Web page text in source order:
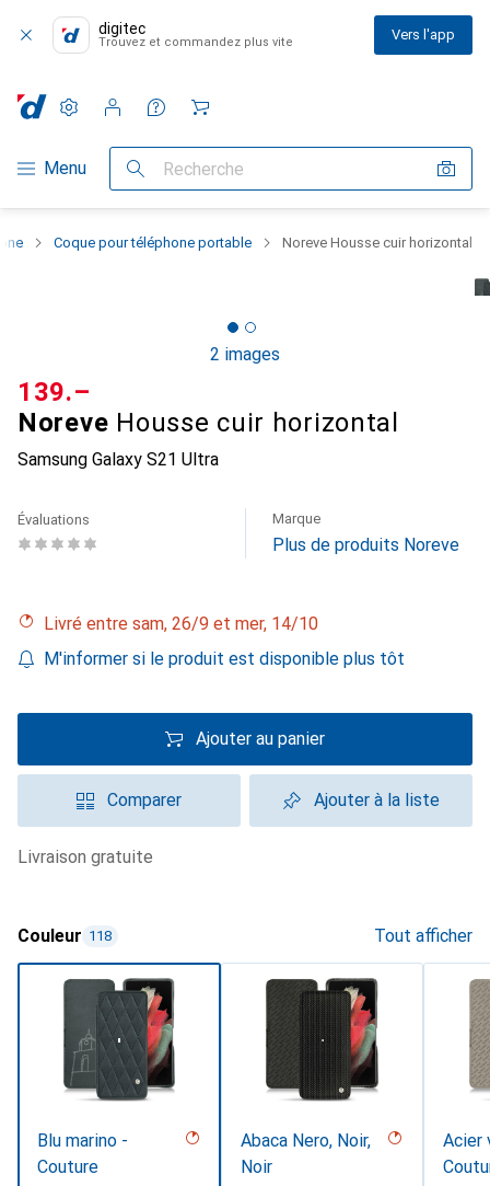
digitec
Trouvez et commandez plus vite Vers l'app
Navigation par catégorie
Menu Recherche
Paramètres
Compte client
Listes de comparaison
Listes d'envies
Panier
Coque pour téléphone portable Noreve Housse cuir horizontal
2 images
Noreve Housse cuir horizontal
Samsung Galaxy S21 Ultra
CHF
139.–
Évaluations Marque
Plus de produits Noreve
Livré entre sam, 26/9 et mer, 14/10
M'informer si le produit est disponible plus tôt
Ajouter au panier
Comparer Ajouter à la liste
livraison gratuite
Couleur 118 Tout afficher
Blu marino -
Couture
Abaca Nero, Noir,
Noir
Acier